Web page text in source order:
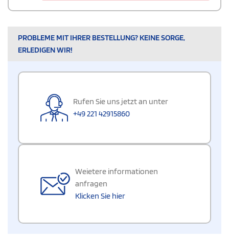
PROBLEME MIT IHRER BESTELLUNG? KEINE SORGE,
ERLEDIGEN WIR!
Rufen Sie uns jetzt an unter
+49 221 42915860
Weietere informationen
anfragen
Klicken Sie hier